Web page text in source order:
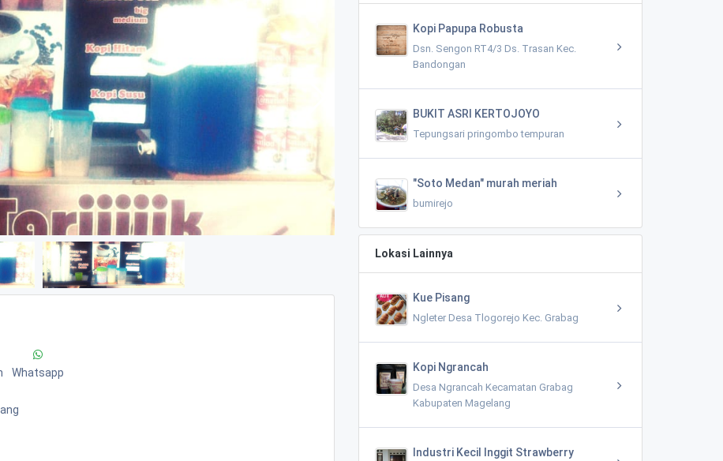
Whatsapp
Kopi Papupa Robusta
Dsn. Sengon RT4/3 Ds. Trasan Kec.
Bandongan
BUKIT ASRI KERTOJOYO
Tepungsari pringombo tempuran
"Soto Medan" murah meriah
bumirejo
Lokasi Lainnya
Kue Pisang
Ngleter Desa Tlogorejo Kec. Grabag
Kopi Ngrancah
Desa Ngrancah Kecamatan Grabag
Kabupaten Magelang
Industri Kecil Inggit Strawberry